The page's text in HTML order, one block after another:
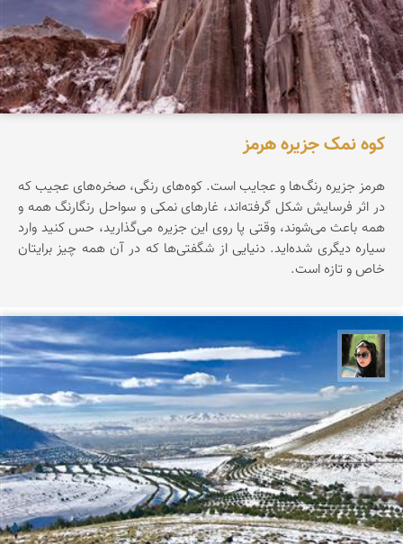
کوه نمک جزیره هرمز
هرمز جزیره‌ رنگ‌ها‌ و عجایب است. کوه‌های رنگی، صخره‌های عجیب که
در اثر فرسایش شکل گرفته‌اند، غارهای نمکی و سواحل رنگارنگ همه و
همه باعث می‌شوند، وقتی پا روی این جزیره می‌گذارید، حس کنید وارد
سیاره‌ دیگری شده‌اید. دنیایی از شگفتی‌ها که در آن همه چیز برایتان
خاص و تازه است.
سپیده اصلان